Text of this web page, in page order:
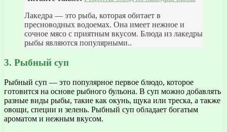
Лакедра — это рыба, которая обитает в
пресноводных водоемах. Она имеет нежное и
сочное мясо с приятным вкусом. Блюда из лакедры
рыбы являются популярными..
3. Рыбный суп
Рыбный суп — это популярное первое блюдо, которое
готовится на основе рыбного бульона. В суп можно добавлять
разные виды рыбы, такие как окунь, щука или треска, а также
овощи, специи и зелень. Рыбный суп обладает богатым
ароматом и нежным вкусом.